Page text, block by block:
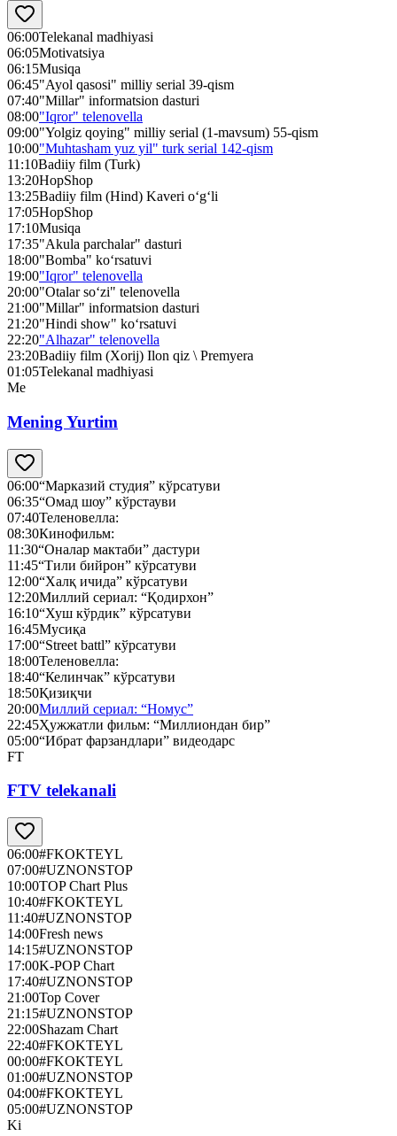
06:00Telekanal madhiyasi
06:05Motivatsiya
06:15Musiqa
06:45"Ayol qasosi" milliy serial 39-qism
07:40"Millar" informatsion dasturi
08:00"Iqror" telenovella
09:00"Yolgiz qoying" milliy serial (1-mavsum) 55-qism
10:00"Muhtasham yuz yil" turk serial 142-qism
11:10Badiiy film (Turk)
13:20HopShop
13:25Badiiy film (Hind) Kaveri o‘g‘li
17:05HopShop
17:10Musiqa
17:35"Akula parchalar" dasturi
18:00"Bomba" ko‘rsatuvi
19:00"Iqror" telenovella
20:00"Otalar so‘zi" telenovella
21:00"Millar" informatsion dasturi
21:20"Hindi show" ko‘rsatuvi
22:20"Alhazar" telenovella
23:20Badiiy film (Xorij) Ilon qiz \ Premyera
01:05Telekanal madhiyasi
Me
Mening Yurtim
06:00“Марказий студия” кўрсатуви
06:35“Омад шоу” кўрстауви
07:40Теленовелла:
08:30Кинофильм:
11:30“Оналар мактаби” дастури
11:45“Тили бийрон” кўрсатуви
12:00“Халқ ичида” кўрсатуви
12:20Миллий сериал: “Қодирхон”
16:10“Хуш кўрдик” кўрсатуви
16:45Мусиқа
17:00“Street battl” кўрсатуви
18:00Теленовелла:
18:40“Келинчак” кўрсатуви
18:50Қизиқчи
20:00Миллий сериал: “Номус”
22:45Ҳужжатли фильм: “Миллиондан бир”
05:00“Ибрат фарзандлари” видеодарс
FT
FTV telekanali
06:00#FKOKTEYL
07:00#UZNONSTOP
10:00TOP Chart Plus
10:40#FKOKTEYL
11:40#UZNONSTOP
14:00Fresh news
14:15#UZNONSTOP
17:00K-POP Chart
17:40#UZNONSTOP
21:00Top Cover
21:15#UZNONSTOP
22:00Shazam Chart
22:40#FKOKTEYL
00:00#FKOKTEYL
01:00#UZNONSTOP
04:00#FKOKTEYL
05:00#UZNONSTOP
Ki